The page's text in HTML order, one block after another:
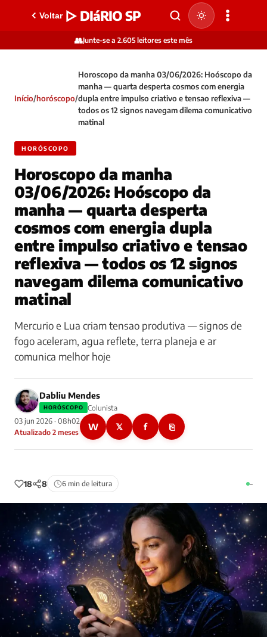
Voltar ▷ DIáRIO SP
👥Junte-se a 2.605 leitores este mês
Início/horóscopo/
Horoscopo da manha 03/06/2026: Hoóscopo da
manha — quarta desperta cosmos com energia
dupla entre impulso criativo e tensao reflexiva —
todos os 12 signos navegam dilema comunicativo
matinal
HORÓSCOPO
Horoscopo da manha
03/06/2026: Hoóscopo da
manha — quarta desperta
cosmos com energia dupla
entre impulso criativo e tensao
reflexiva — todos os 12 signos
navegam dilema comunicativo
matinal
Mercurio e Lua criam tensao produtiva — signos de
fogo aceleram, agua reflete, terra planeja e ar
comunica melhor hoje
Dabliu Mendes
HORÓSCOPO
Colunista
03 jun 2026 · 08h02
Atualizado 2 meses
W 𝕏 f ⎘
18 8 6 min de leitura –